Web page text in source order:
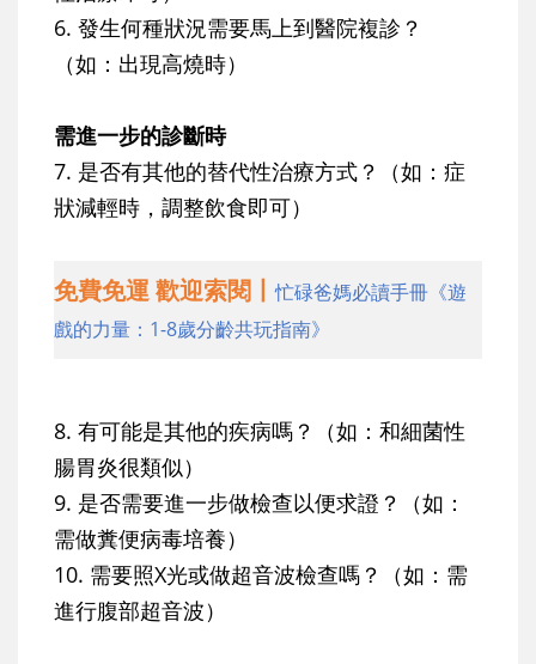
6. 發生何種狀況需要馬上到醫院複診？
（如：出現高燒時）
需進一步的診斷時
7. 是否有其他的替代性治療方式？（如：症
狀減輕時，調整飲食即可）
免費免運 歡迎索閱丨忙碌爸媽必讀手冊《遊
戲的力量：1-8歲分齡共玩指南》
8. 有可能是其他的疾病嗎？（如：和細菌性
腸胃炎很類似）
9. 是否需要進一步做檢查以便求證？（如：
需做糞便病毒培養）
10. 需要照X光或做超音波檢查嗎？（如：需
進行腹部超音波）